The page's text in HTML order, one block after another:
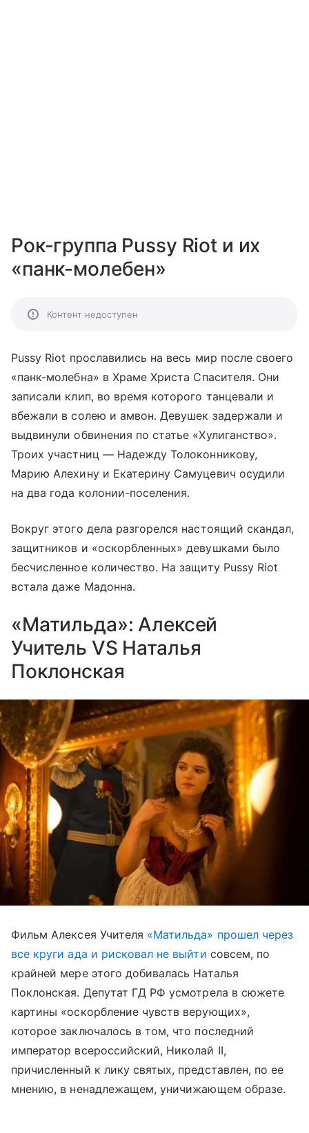
Рок-группа Pussy Riot и их
«панк-молебен»
Контент недоступен
Pussy Riot прославились на весь мир после своего
«панк-молебна» в Храме Христа Спасителя. Они
записали клип, во время которого танцевали и
вбежали в солею и амвон. Девушек задержали и
выдвинули обвинения по статье «Хулиганство».
Троих участниц — Надежду Толоконникову,
Марию Алехину и Екатерину Самуцевич осудили
на два года колонии-поселения.
Вокруг этого дела разгорелся настоящий скандал,
защитников и «оскорбленных» девушками было
бесчисленное количество. На защиту Pussy Riot
встала даже Мадонна.
«Матильда»: Алексей
Учитель VS Наталья
Поклонская
Фильм Алексея Учителя «Матильда» прошел через
все круги ада и рисковал не выйти совсем, по
крайней мере этого добивалась Наталья
Поклонская. Депутат ГД РФ усмотрела в сюжете
картины «оскорбление чувств верующих»,
которое заключалось в том, что последний
император всероссийский, Николай II,
причисленный к лику святых, представлен, по ее
мнению, в ненадлежащем, уничижающем образе.